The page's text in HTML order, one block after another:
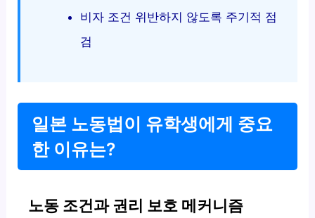
비자 조건 위반하지 않도록 주기적 점
검
일본 노동법이 유학생에게 중요
한 이유는?
노동 조건과 권리 보호 메커니즘